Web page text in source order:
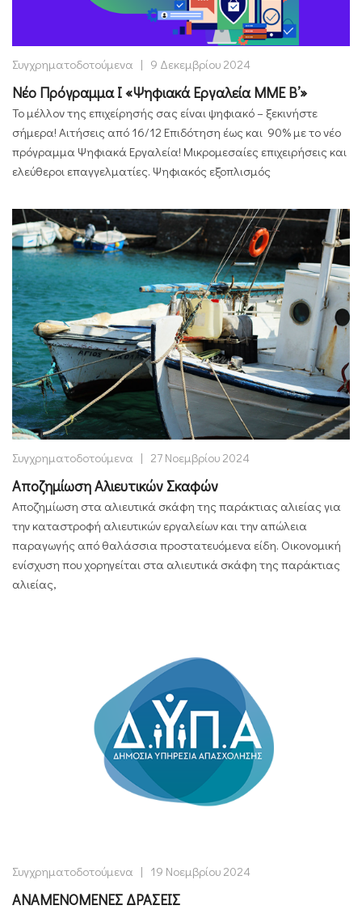
Συγχρηματοδοτούμενα | 9 Δεκεμβρίου 2024
Νέο Πρόγραμμα I «Ψηφιακά Εργαλεία ΜΜΕ B’»
Το μέλλον της επιχείρησής σας είναι ψηφιακό – ξεκινήστε
σήμερα! Αιτήσεις από 16/12 Επιδότηση έως και 90% με το νέο
πρόγραμμα Ψηφιακά Εργαλεία! Μικρομεσαίες επιχειρήσεις και
ελεύθεροι επαγγελματίες. Ψηφιακός εξοπλισμός
Συγχρηματοδοτούμενα | 27 Νοεμβρίου 2024
Αποζημίωση Αλιευτικών Σκαφών
Αποζημίωση στα αλιευτικά σκάφη της παράκτιας αλιείας για
την καταστροφή αλιευτικών εργαλείων και την απώλεια
παραγωγής από θαλάσσια προστατευόμενα είδη. ​Οικονομική
ενίσχυση που χορηγείται στα αλιευτικά σκάφη της παράκτιας
αλιείας,
Συγχρηματοδοτούμενα | 19 Νοεμβρίου 2024
ΑΝΑΜΕΝΟΜΕΝΕΣ ΔΡΑΣΕΙΣ